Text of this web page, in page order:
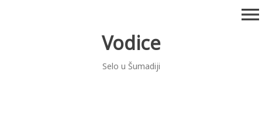
Vodice
Selo u Šumadiji
menu